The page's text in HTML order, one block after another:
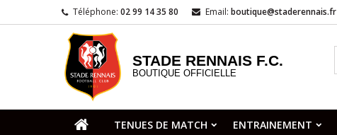
Téléphone: 02 99 14 35 80 Email: boutique@staderennais.fr
STADE RENNAIS F.C.
BOUTIQUE OFFICIELLE
TENUES DE MATCH ENTRAINEMENT